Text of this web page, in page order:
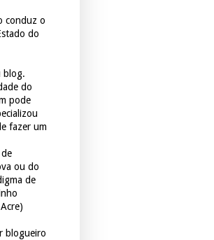
conduz o
do
blog.
do
pode
fazer um
ou do
de
blogueiro